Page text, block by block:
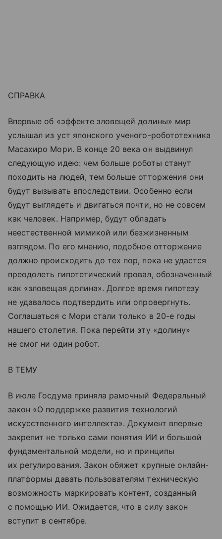
СПРАВКА
Впервые об «эффекте зловещей долины» мир
услышал из уст японского ученого-робототехника
Масахиро Мори. В конце 20 века он выдвинул
следующую идею: чем больше роботы станут
походить на людей, тем больше отторжения они
будут вызывать впоследствии. Особенно если
будут выглядеть и двигаться почти, но не совсем
как человек. Например, будут обладать
неестественной мимикой или безжизненным
взглядом. По его мнению, подобное отторжение
должно происходить до тех пор, пока не удастся
преодолеть гипотетический провал, обозначенный
как «зловещая долина». Долгое время гипотезу
не удавалось подтвердить или опровергнуть.
Соглашаться с Мори стали только в 20-е годы
нашего столетия. Пока перейти эту «долину»
не смог ни один робот.
В ТЕМУ
В июле Госдума приняла рамочный Федеральный
закон «О поддержке развития технологий
искусственного интеллекта». Документ впервые
закрепит не только сами понятия ИИ и большой
фундаментальной модели, но и принципы
их регулирования. Закон обяжет крупные онлайн-
платформы давать пользователям техническую
возможность маркировать контент, созданный
с помощью ИИ. Ожидается, что в силу закон
вступит в сентябре.